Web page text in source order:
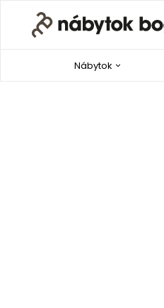
Nábytok